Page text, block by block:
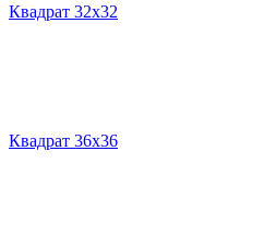
Квадрат 32х32
Квадрат 36х36